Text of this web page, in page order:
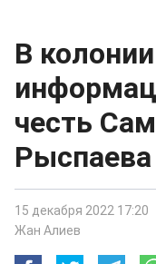
В
честь
Рыспаева
15 декабря 2022 17:20
Жан Алиев